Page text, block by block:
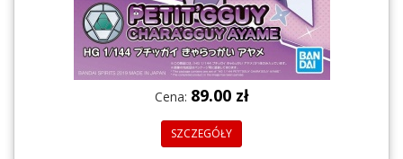
Cena: 89.00 zł
SZCZEGÓŁY